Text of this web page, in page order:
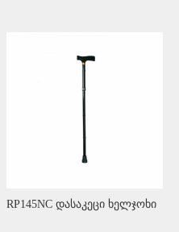
RP145NC დასაკეცი ხელჯოხი